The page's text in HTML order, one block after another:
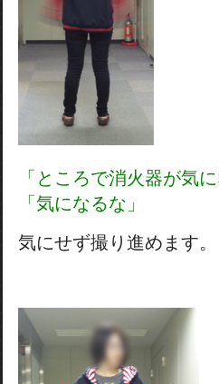
「ところで消火器が気に
「気になるな」
気にせず撮り進めます。